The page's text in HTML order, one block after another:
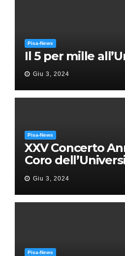
Pisa-News
Il 5 per mille
Giu 3, 2024
Pisa-News
XXV Concerto
Coro
“Messa in gloria”
Puccini
Giu 3, 2024
Pisa-News